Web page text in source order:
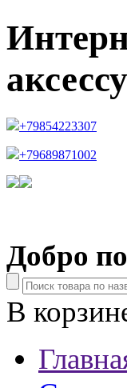
+79854223307
+79689871002
Добро
В